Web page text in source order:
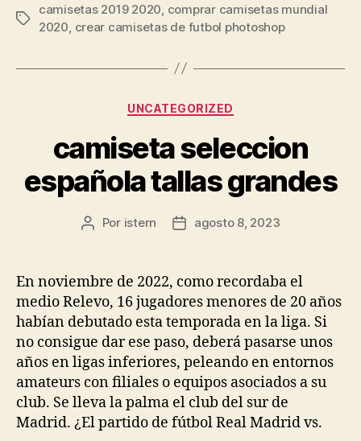
Etiquetas
camisetas 2019 2020 comprar camisetas mundial
2020 crear camisetas de futbol photoshop
Categorías
UNCATEGORIZED
camiseta seleccion
española tallas grandes
Autor
entrada
Por istern
Fecha
entrada
agosto 8, 2023
En noviembre de 2022, como recordaba el
medio Relevo, 16 jugadores menores de 20 años
habían debutado esta temporada en la liga. Si
no consigue dar ese paso, deberá pasarse unos
años en ligas inferiores, peleando en entornos
amateurs con filiales o equipos asociados a su
club. Se lleva la palma el club del sur de
Madrid. ¿El partido de fútbol Real Madrid vs.